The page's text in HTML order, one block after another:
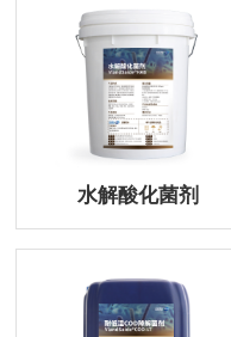
水解酸化菌剂